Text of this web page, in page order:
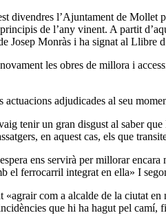
divendres l’Ajuntament de
de l’any vinent. A partit
Josep Monràs i ha signat al Llibre
les obres de millora i
adjudicades al seu
tenir un gran disgust al saber
en aquest cas, els que
ens servirà per millorar
el ferrocarril integrat en ella» I
com a alcalde de la ciutat
que hi ha hagut pel